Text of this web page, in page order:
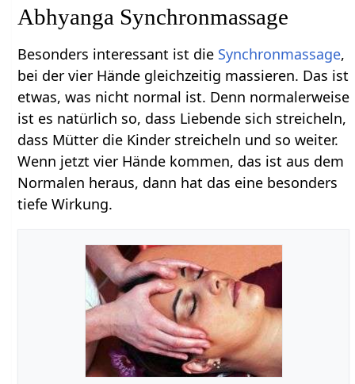
Abhyanga Synchronmassage
Besonders interessant ist die Synchronmassage,
bei der vier Hände gleichzeitig massieren. Das ist
etwas, was nicht normal ist. Denn normalerweise
ist es natürlich so, dass Liebende sich streicheln,
dass Mütter die Kinder streicheln und so weiter.
Wenn jetzt vier Hände kommen, das ist aus dem
Normalen heraus, dann hat das eine besonders
tiefe Wirkung.